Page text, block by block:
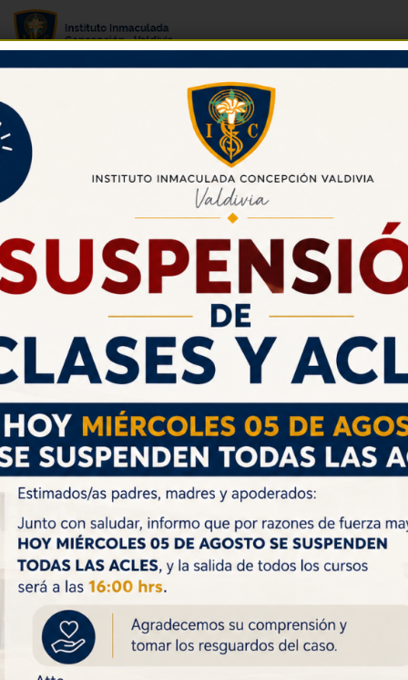
Departamento de Lenguaje
DEPARTAMENTO LENGUAJE
Jefe Departamento: Profesora Lorena Moncada Hernández.